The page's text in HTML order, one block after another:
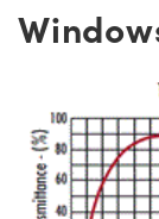
Components
Assemblies
and Slides
Objectives
Objectives
Accessories
Labs Cameras™
Tools
Components
Accessories
Imaging
또는 제품생산
Targets
and
and
and